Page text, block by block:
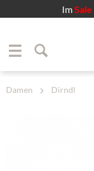
ImSale
Damen Dirndl